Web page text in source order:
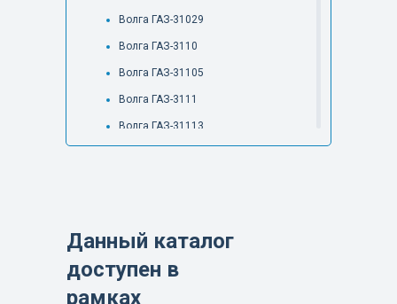
Волга ГАЗ-31029
Волга ГАЗ-3110
Волга ГАЗ-31105
Волга ГАЗ-3111
Волга ГАЗ-31113
Валдай-Next ГАЗ-С49RF2
Данный каталог
доступен в
рамках